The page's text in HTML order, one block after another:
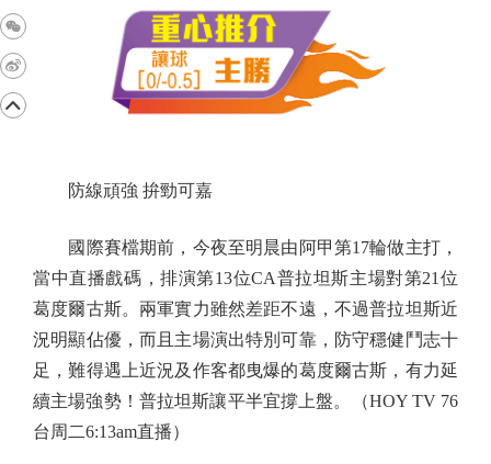
防線頑強 拚勁可嘉
國際賽檔期前，今夜至明晨由阿甲第17輪做主打，
當中直播戲碼，排演第13位CA普拉坦斯主場對第21位
葛度爾古斯。兩軍實力雖然差距不遠，不過普拉坦斯近
況明顯佔優，而且主場演出特別可靠，防守穩健鬥志十
足，難得遇上近況及作客都曳爆的葛度爾古斯，有力延
續主場強勢！普拉坦斯讓平半宜撐上盤。（HOY TV 76
台周二6:13am直播）